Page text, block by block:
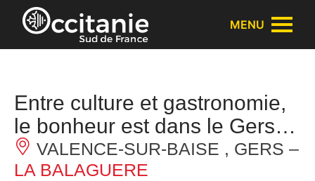
Panneau de gestion des cookies
MENU
Entre culture et gastronomie,
le bonheur est dans le Gers…
VALENCE-SUR-BAISE , GERS –
LA BALAGUERE